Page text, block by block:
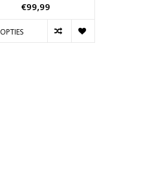
€99,99
OPTIES